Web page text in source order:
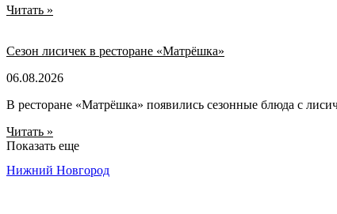
Читать »
Сезон лисичек в ресторане «Матрёшка»
06.08.2026
В ресторане «Матрёшка» появились сезонные блюда с
Читать »
Показать еще
Нижний Новгород